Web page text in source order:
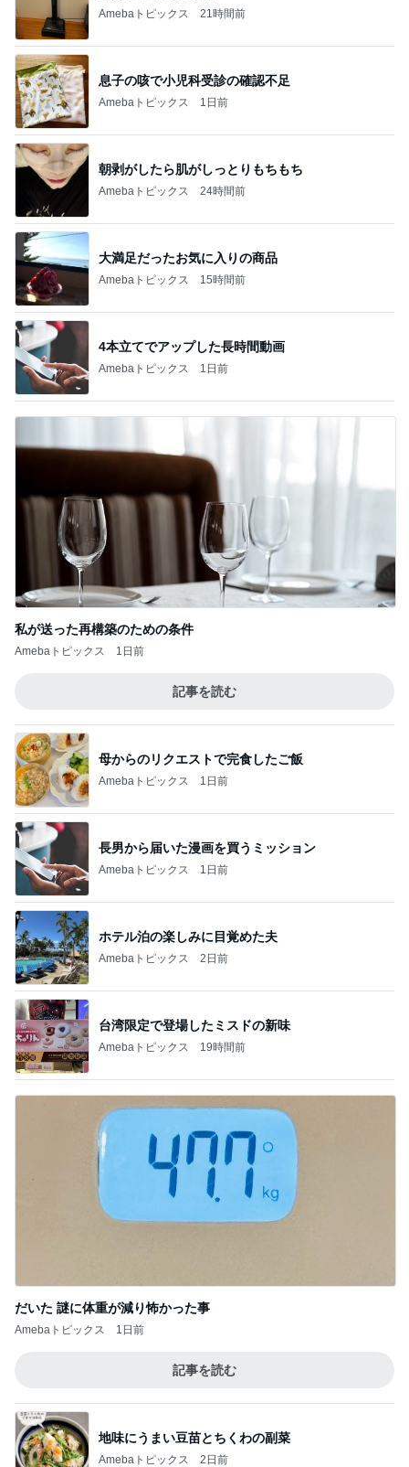
Amebaトピックス 21時間前
息子の咳で小児科受診の確認不足
Amebaトピックス 1日前
朝剥がしたら肌がしっとりもちもち
Amebaトピックス 24時間前
大満足だったお気に入りの商品
Amebaトピックス 15時間前
4本立てでアップした長時間動画
Amebaトピックス 1日前
私が送った再構築のための条件
Amebaトピックス 1日前
記事を読む
母からのリクエストで完食したご飯
Amebaトピックス 1日前
長男から届いた漫画を買うミッション
Amebaトピックス 1日前
ホテル泊の楽しみに目覚めた夫
Amebaトピックス 2日前
台湾限定で登場したミスドの新味
Amebaトピックス 19時間前
だいた 謎に体重が減り怖かった事
Amebaトピックス 1日前
記事を読む
地味にうまい豆苗とちくわの副菜
Amebaトピックス 2日前